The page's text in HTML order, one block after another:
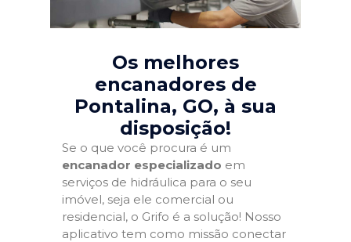
Os melhores
encanadores de
Pontalina, GO, à sua
disposição!
Se o que você procura é um
encanador especializado em
serviços de hidráulica para o seu
imóvel, seja ele comercial ou
residencial, o Grifo é a solução! Nosso
aplicativo tem como missão conectar